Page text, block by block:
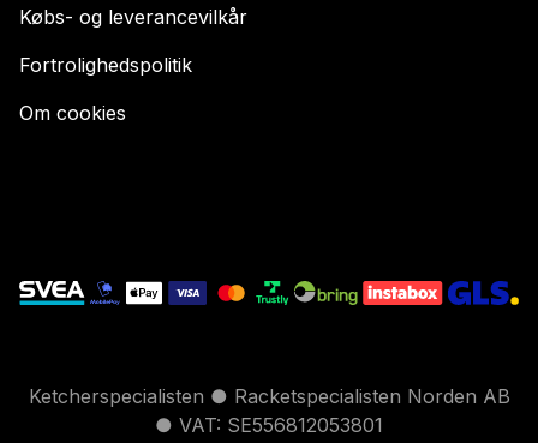
Købs- og leverancevilkår
Fortrolighedspolitik
Om cookies
Ketcherspecialisten ● Racketspecialisten Norden AB
● VAT: SE556812053801